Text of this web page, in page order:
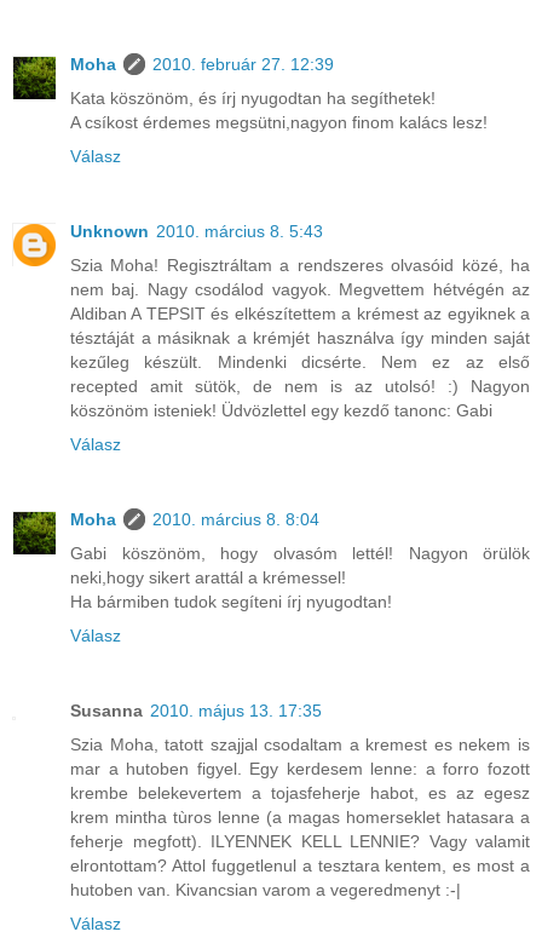
Moha
2010. február 27. 12:39
Kata köszönöm, és írj nyugodtan ha segíthetek!
A csíkost érdemes megsütni,nagyon finom kalács lesz!
Válasz
Unknown 2010. március 8. 5:43
Szia Moha! Regisztráltam a rendszeres olvasóid közé, ha
nem baj. Nagy csodálod vagyok. Megvettem hétvégén az
Aldiban A TEPSIT és elkészítettem a krémest az egyiknek a
tésztáját a másiknak a krémjét használva így minden saját
kezűleg készült. Mindenki dicsérte. Nem ez az első
recepted amit sütök, de nem is az utolsó! :) Nagyon
köszönöm isteniek! Üdvözlettel egy kezdő tanonc: Gabi
Válasz
Moha
2010. március 8. 8:04
Gabi köszönöm, hogy olvasóm lettél! Nagyon örülök
neki,hogy sikert arattál a krémessel!
Ha bármiben tudok segíteni írj nyugodtan!
Válasz
Susanna 2010. május 13. 17:35
Szia Moha, tatott szajjal csodaltam a kremest es nekem is
mar a hutoben figyel. Egy kerdesem lenne: a forro fozott
krembe belekevertem a tojasfeherje habot, es az egesz
krem mintha tùros lenne (a magas homerseklet hatasara a
feherje megfott). ILYENNEK KELL LENNIE? Vagy valamit
elrontottam? Attol fuggetlenul a tesztara kentem, es most a
hutoben van. Kivancsian varom a vegeredmenyt :-|
Válasz